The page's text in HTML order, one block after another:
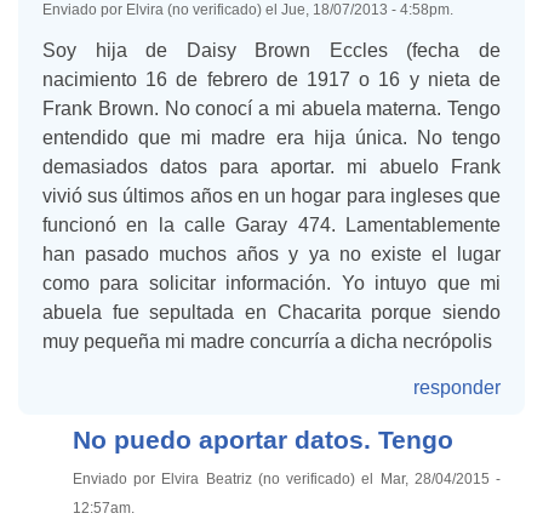
Enviado por Elvira (no verificado) el Jue, 18/07/2013 - 4:58pm.
Soy hija de Daisy Brown Eccles (fecha de
nacimiento 16 de febrero de 1917 o 16 y nieta de
Frank Brown. No conocí a mi abuela materna. Tengo
entendido que mi madre era hija única. No tengo
demasiados datos para aportar. mi abuelo Frank
vivió sus últimos años en un hogar para ingleses que
funcionó en la calle Garay 474. Lamentablemente
han pasado muchos años y ya no existe el lugar
como para solicitar información. Yo intuyo que mi
abuela fue sepultada en Chacarita porque siendo
muy pequeña mi madre concurría a dicha necrópolis
responder
No puedo aportar datos. Tengo
Enviado por Elvira Beatriz (no verificado) el Mar, 28/04/2015 -
12:57am.